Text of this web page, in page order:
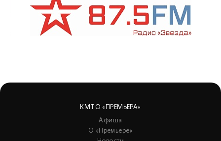
КМТО «ПРЕМЬЕРА»
Афиша
О «Премьере»